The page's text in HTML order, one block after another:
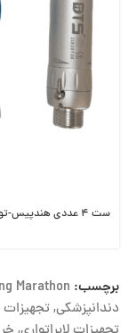
ست ۴ عددی هندپیس-توربین-آنگل-ایرموتور دی تی اس-پلاس | DTS-plus
برچسب: Marathon
دندانپزشکی,تجهیزات